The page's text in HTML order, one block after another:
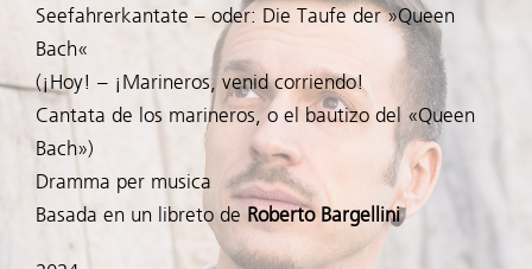
Composiciones
Partituras
Seefahrerkantate – oder: Die Taufe der »Queen
Bach«
(¡Hoy! – ¡Marineros, venid corriendo!
Cantata de los marineros, o el bautizo del «Queen
Bach»)
Dramma per musica
Basada en un libreto de Roberto Bargellini